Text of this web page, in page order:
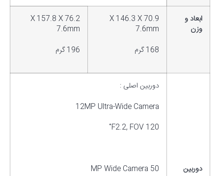
ابعاد و
وزن
70.9 X 146.3 X
7.6mm
168 گرم
76.2 X 157.8 X
7.6mm
196 گرم
دوربین
دوربین اصلی :
12MP Ultra-Wide Camera
F2.2, FOV 120˚
50 MP Wide Camera